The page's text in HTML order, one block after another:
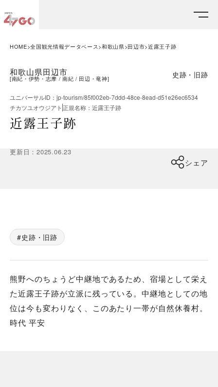
HOME 全国観光情報データベース 和歌山県 田辺市 近露王子跡
和歌山県田辺市
[南紀・伊勢・志摩 南紀 田辺・竜神] 史跡・旧跡
ユニバーサルID ： jp-tourism/85f002eb-7ddd-48ce-8ead-d51e26ec6534
チカツユオウジアト 正規名称 ： 近露王子跡
近露王子跡
更新日 ：2025.06.23
シェア
史跡・旧跡
熊野へのちょうど中継地であるため、宿場として栄え
た近露王子跡が立派に残っている。中継地としての地
位は今も変わりなく、このあたり一帯が自然休養村。
時代 平安